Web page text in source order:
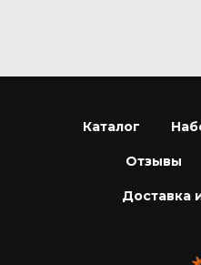
Каталог
Отзывы
Доставка